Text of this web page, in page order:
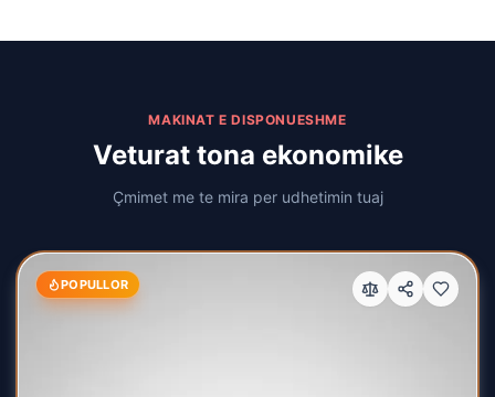
MAKINAT E DISPONUESHME
Veturat tona ekonomike
Çmimet me te mira per udhetimin tuaj
POPULLOR